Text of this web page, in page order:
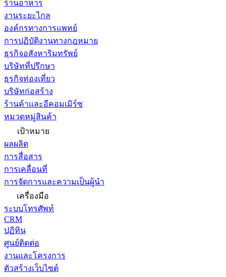
ร้านอาหาร
งานระยะไกล
องค์กรทางการแพทย์
การปฏิบัติงานทางกฎหมาย
ธุรกิจอสังหาริมทรัพย์
บริษัทที่ปรึกษา
ธุรกิจท่องเที่ยว
บริษัทก่อสร้าง
ร้านค้าและอีคอมเมิร์ซ
หมวดหมู่สินค้า
เป้าหมาย
ผลผลิต
การสื่อสาร
การเคลื่อนที่
การจัดการและความเป็นผู้นำ
เครื่องมือ
ระบบโทรศัพท์
CRM
ปฏิทิน
ศูนย์ติดต่อ
งานและโครงการ
ตัวสร้างเว็บไซต์